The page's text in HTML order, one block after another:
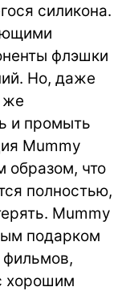
силикона.
флэшки
Но, даже
же
и промыть
Mummy
образом, что
полностью,
Mummy
подарком
фильмов,
хорошим